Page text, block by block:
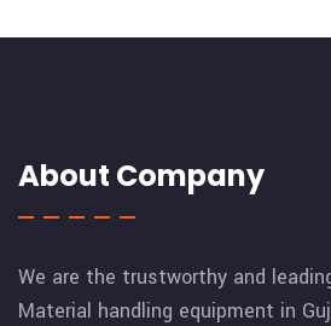
About Company
We are the trustworthy and
Material handling equipment in